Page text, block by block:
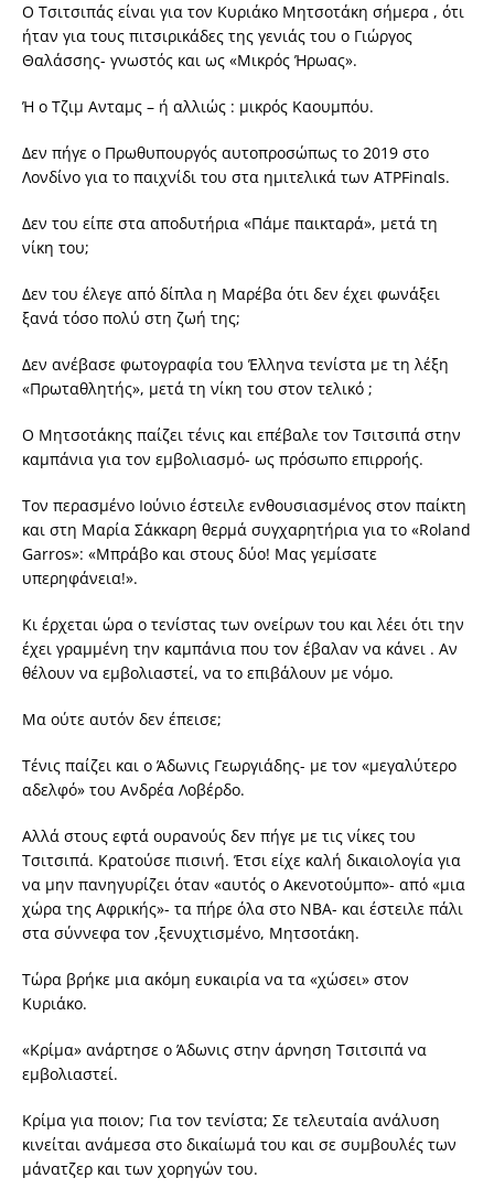
Ο Τσιτσιπάς είναι για τον Κυριάκο Μητσοτάκη σήμερα , ότι
ήταν για τους πιτσιρικάδες της γενιάς του ο Γιώργος
Θαλάσσης- γνωστός και ως «Μικρός Ήρωας».
Ή ο Τζιμ Ανταμς – ή αλλιώς : μικρός Καουμπόυ.
Δεν πήγε ο Πρωθυπουργός αυτοπροσώπως το 2019 στο
Λονδίνο για το παιχνίδι του στα ημιτελικά των ATPFinαls.
Δεν του είπε στα αποδυτήρια «Πάμε παικταρά», μετά τη
νίκη του;
Δεν του έλεγε από δίπλα η Μαρέβα ότι δεν έχει φωνάξει
ξανά τόσο πολύ στη ζωή της;
Δεν ανέβασε φωτογραφία του Έλληνα τενίστα με τη λέξη
«Πρωταθλητής», μετά τη νίκη του στον τελικό ;
Ο Μητσοτάκης παίζει τένις και επέβαλε τον Τσιτσιπά στην
καμπάνια για τον εμβολιασμό- ως πρόσωπο επιρροής.
Τον περασμένο Ιούνιο έστειλε ενθουσιασμένος στον παίκτη
και στη Μαρία Σάκκαρη θερμά συγχαρητήρια για το «Roland
Garros»: «Μπράβο και στους δύο! Μας γεμίσατε
υπερηφάνεια!».
Κι έρχεται ώρα ο τενίστας των ονείρων του και λέει ότι την
έχει γραμμένη την καμπάνια που τον έβαλαν να κάνει . Αν
θέλουν να εμβολιαστεί, να το επιβάλουν με νόμο.
Μα ούτε αυτόν δεν έπεισε;
Τένις παίζει και ο Άδωνις Γεωργιάδης- με τον «μεγαλύτερο
αδελφό» του Ανδρέα Λοβέρδο.
Αλλά στους εφτά ουρανούς δεν πήγε με τις νίκες του
Τσιτσιπά. Κρατούσε πισινή. Έτσι είχε καλή δικαιολογία για
να μην πανηγυρίζει όταν «αυτός ο Ακενοτούμπο»- από «μια
χώρα της Αφρικής»- τα πήρε όλα στο NBA- και έστειλε πάλι
στα σύννεφα τον ,ξενυχτισμένο, Μητσοτάκη.
Τώρα βρήκε μια ακόμη ευκαιρία να τα «χώσει» στον
Κυριάκο.
«Κρίμα» ανάρτησε ο Άδωνις στην άρνηση Τσιτσιπά να
εμβολιαστεί.
Κρίμα για ποιον; Για τον τενίστα; Σε τελευταία ανάλυση
κινείται ανάμεσα στο δικαίωμά του και σε συμβουλές των
μάνατζερ και των χορηγών του.